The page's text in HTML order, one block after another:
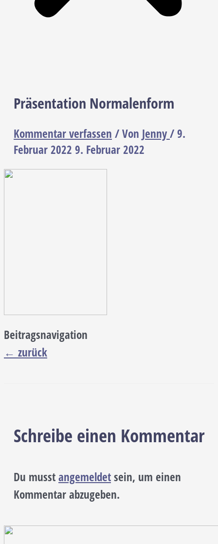
Präsentation Normalenform
Kommentar verfassen / Von Jenny/9.
Februar 2022 9. Februar 2022
Beitragsnavigation
← zurück
Schreibe einen Kommentar
Du musstangemeldetsein, um einen
Kommentar abzugeben.